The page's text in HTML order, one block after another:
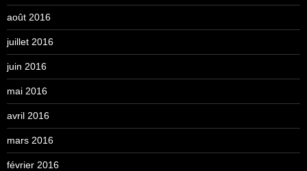
août 2016
juillet 2016
juin 2016
mai 2016
avril 2016
mars 2016
février 2016